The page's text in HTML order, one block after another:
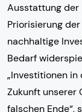
Ausstattung der
Priorisierung
nachhaltige
Bedarf
„Investitionen
Zukunft unserer
falschen Ende“,